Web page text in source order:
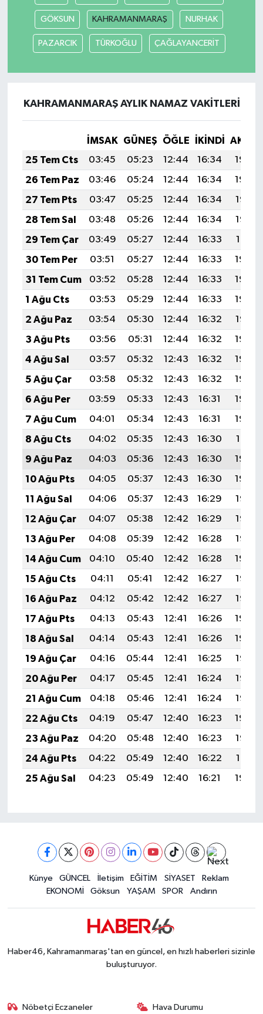
GÖKSUN KAHRAMANMARAŞ NURHAK
PAZARCIK TÜRKOĞLU ÇAĞLAYANCERİT
KAHRAMANMARAŞ AYLIK NAMAZ VAKITLERI
İMSAK GÜNEŞ ÖĞLE İKINDI
25 Tem Cts
03:45 05:23 12:44 16:34
19:54
26 Tem Paz
03:46 05:24 12:44 16:34
19:54
27 Tem Pts
03:47 05:25 12:44 16:34
19:53
28 Tem Sal
03:48 05:26 12:44 16:34
19:52
29 Tem Çar
03:49 05:27 12:44 16:33
19:51
30 Tem Per
03:51 05:27 12:44 16:33
19:50
31 Tem Cum
03:52 05:28 12:44 16:33
19:49
1 Ağu Cts
03:53 05:29 12:44 16:33
19:48
2 Ağu Paz
03:54 05:30 12:44 16:32
19:47
3 Ağu Pts
03:56 05:31 12:44 16:32
19:46
4 Ağu Sal
03:57 05:32 12:43 16:32
19:45
5 Ağu Çar
03:58 05:32 12:43 16:32
19:44
6 Ağu Per
03:59 05:33 12:43 16:31
19:43
7 Ağu Cum
04:01 05:34 12:43 16:31
19:42
8 Ağu Cts
04:02 05:35 12:43 16:30
19:41
9 Ağu Paz
04:03 05:36 12:43 16:30
19:40
10 Ağu Pts
04:05 05:37 12:43 16:30
19:39
11 Ağu Sal
04:06 05:37 12:43 16:29
19:38
12 Ağu Çar
04:07 05:38 12:42 16:29
19:37
13 Ağu Per
04:08 05:39 12:42 16:28
19:35
14 Ağu Cum
04:10 05:40 12:42 16:28
19:34
15 Ağu Cts
04:11 05:41 12:42 16:27
19:33
16 Ağu Paz
04:12 05:42 12:42 16:27
19:32
17 Ağu Pts
04:13 05:43 12:41 16:26
19:30
18 Ağu Sal
04:14 05:43 12:41 16:26
19:29
19 Ağu Çar
04:16 05:44 12:41 16:25
19:28
20 Ağu Per
04:17 05:45 12:41 16:24
19:27
21 Ağu Cum
04:18 05:46 12:41 16:24
19:25
22 Ağu Cts
04:19 05:47 12:40 16:23
19:24
23 Ağu Paz
04:20 05:48 12:40 16:23
19:22
24 Ağu Pts
04:22 05:49 12:40 16:22
19:21
25 Ağu Sal
04:23 05:49 12:40 16:21 19:20
Künye GÜNCEL İletişim EĞİTİM SİYASET
Reklam
EKONOMİ
Göksun YAŞAM SPOR Andırın
Haber46, Kahramanmaraş'tan en güncel, en hızlı haberleri sizinle
buluşturuyor.
Nöbetçi Eczaneler Hava Durumu
ÜÇÜNCÜ SAYFA
BİLİMNET
SİVİL TOPLUM
SEÇİM 2014
KİM KİMDİR
ÇEK GÖNDER
KİTAP
HEDEF2020
OTOMOBİL
MİZAH
TARİH
Genel
Politika
YEREL
BİLİM TEKNOLOJİ
ASAYİŞ
SEÇİM 2015
ÇEVRE
BİLİM VE TEKNOLOJİ
YARIŞMALAR
TANITIM
HABERDE İNSAN